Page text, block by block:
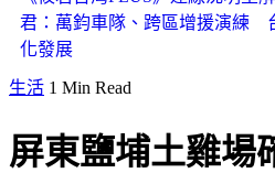
君：萬鈞車隊、跨區增援演練
化發展
生活 1 Min Read
屏東鹽埔土雞場